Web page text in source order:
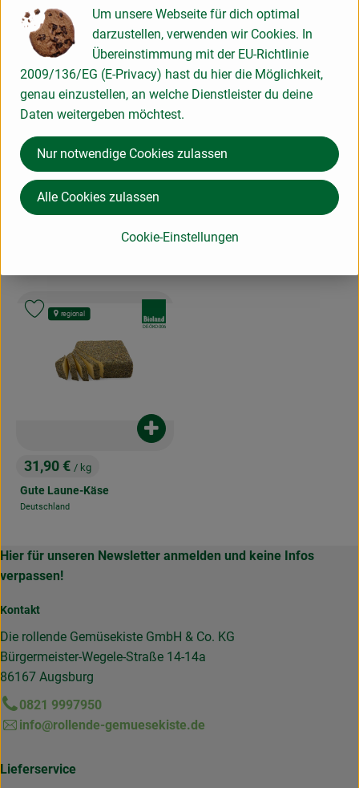
Reibekäse würzig 150g
, Herkunft:
Deutschland, Referenzpreis:
19,93 € / 1kg , Herkunft:
Österreich, Referenzpreis:
20,60 €/ 1kg
, Herkunft:
Produkt zum Warenkorb hinzufügen
, Verband:
, Kontrollstelle:
DE-ÖKO-006
Produkt zu Favouriten hinzufügen
, Preis:
Produkt zu Favouriten hinzufügen
, Preis:
31,90 € / kg
Gute Laune-Käse
, Herkunft:
Deutschland
Produkt zum Warenkorb hinzufügen
, Kontrollstelle:
DE-ÖKO-006
regional
Produkt zu Favouriten hinzufügen
Hier für unseren Newsletter anmelden und keine Infos
verpassen!
Kontakt
Die rollende Gemüsekiste GmbH & Co. KG
Bürgermeister-Wegele-Straße 14-14a
86167 Augsburg
0821 9997950
info@rollende-gemuesekiste.de
Lieferservice
Um unsere Webseite für dich optimal
darzustellen, verwenden wir Cookies. In
Übereinstimmung mit der EU-Richtlinie
2009/136/EG (E-Privacy) hast du hier die Möglichkeit,
genau einzustellen, an welche Dienstleister du deine
Daten weitergeben möchtest.
Cookie-Einstellungen
Nur notwendige Cookies zulassen
Alle Cookies zulassen